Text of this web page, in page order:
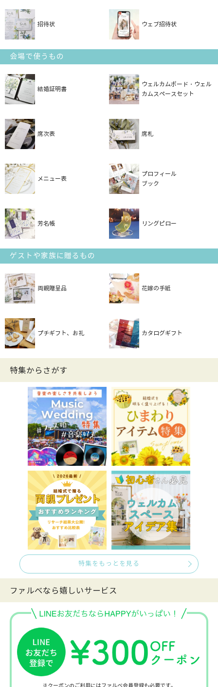
招待状 ウェブ招待状
会場で使うもの
結婚証明書
ウェルカムボード・ウェル
カムスペースセット
席次表 席札
メニュー表
プロフィール
ブック
芳名帳 リングピロー
ゲストや家族に贈るもの
両親贈呈品 花嫁の手紙
プチギフト、お礼 カタログギフト
特集からさがす
特集をもっとを見る
ファルべなら嬉しいサービス
※クーポンのご利用にはファルベ会員登録も必要です。